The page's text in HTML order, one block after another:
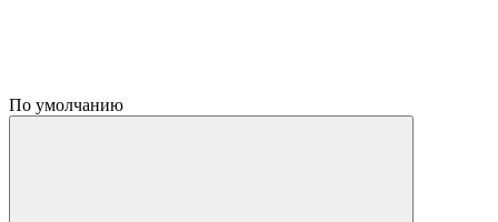
По умолчанию